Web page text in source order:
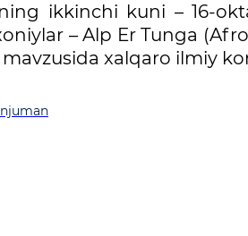
ikkinchi kuni – 16-
– Alp Er Tunga
mavzusida xalqaro ilmiy